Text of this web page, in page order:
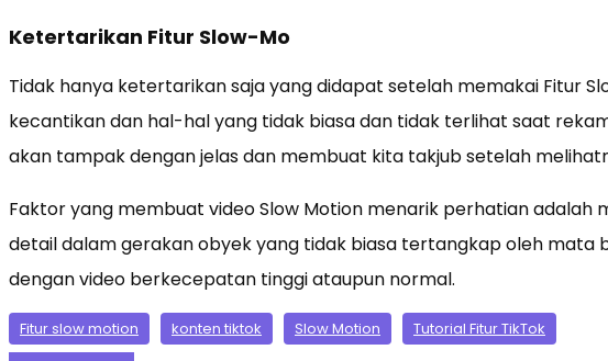
Ketertarikan Fitur Slow-Mo
Tidak hanya ketertarikan saja yang didapat setelah memakai Fitur
kecantikan dan hal-hal yang tidak biasa dan tidak terlihat saat
akan tampak dengan jelas dan membuat kita takjub setelah
Faktor yang membuat video Slow Motion menarik perhatian adalah
detail dalam gerakan obyek yang tidak biasa tertangkap oleh mata
dengan video berkecepatan tinggi ataupun normal.
Fitur slow motion konten tiktok Slow Motion Tutorial Fitur TikTok